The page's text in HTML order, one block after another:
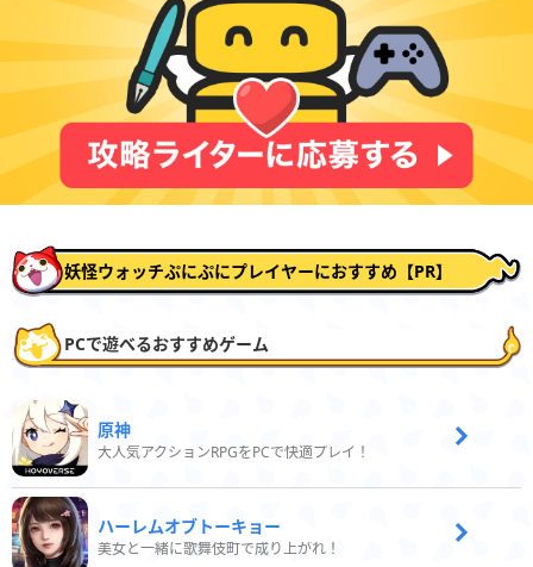
妖怪ウォッチぷにぷにプレイヤーにおすすめ【PR】
PCで遊べるおすすめゲーム
原神
大人気アクションRPGをPCで快適プレイ！
ハーレムオブトーキョー
美女と一緒に歌舞伎町で成り上がれ！